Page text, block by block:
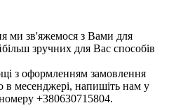
ми зв'яжемося з Вами для
зручних для Вас способів
з оформленням замовлення
месенджері, напишіть нам у
+380630715804.